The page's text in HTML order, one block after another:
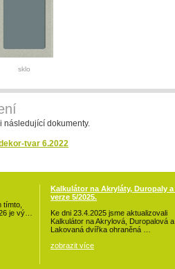
sklo
následující dokumenty.
tvar 6.2022
tímto,
je vý…
Kalkulátor na Akryláty, Duropaly a
verze 5/2025.
Ke dni 23.4.2025 jsme aktualizovali
Kalkulátor na Akrylová, Duropalová a
Lakovaná dvířka ohraněná …
zobrazit více